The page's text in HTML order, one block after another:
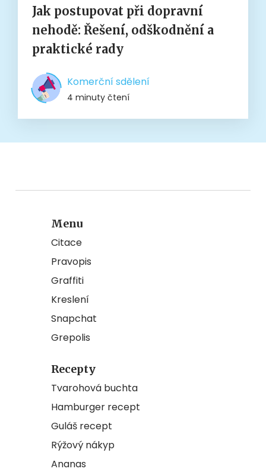
Jak postupovat při dopravní
nehodě: Řešení, odškodnění a
praktické rady
Komerční sdělení
4 minuty čtení
Menu
Citace
Pravopis
Graffiti
Kreslení
Snapchat
Grepolis
Recepty
Tvarohová buchta
Hamburger recept
Guláš recept
Rýžový nákyp
Ananas